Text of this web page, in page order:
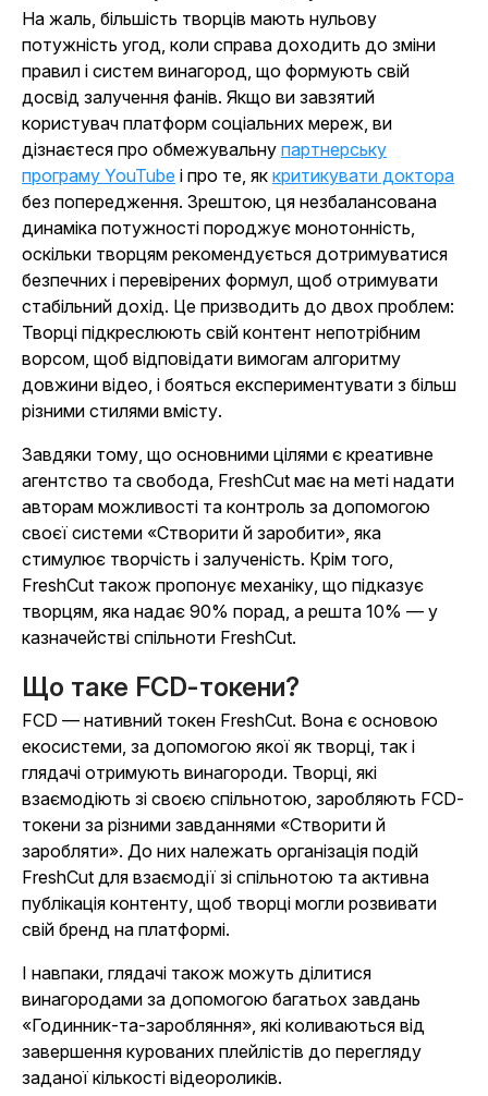
На жаль, більшість творців мають нульову
потужність угод, коли справа доходить до зміни
правил і систем винагород, що формують свій
досвід залучення фанів. Якщо ви завзятий
користувач платформ соціальних мереж, ви
дізнаєтеся про обмежувальну партнерську
програму YouTube і про те, як критикувати доктора
без попередження. Зрештою, ця незбалансована
динаміка потужності породжує монотонність,
оскільки творцям рекомендується дотримуватися
безпечних і перевірених формул, щоб отримувати
стабільний дохід. Це призводить до двох проблем:
Творці підкреслюють свій контент непотрібним
ворсом, щоб відповідати вимогам алгоритму
довжини відео, і бояться експериментувати з більш
різними стилями вмісту.
Завдяки тому, що основними цілями є креативне
агентство та свобода, FreshCut має на меті надати
авторам можливості та контроль за допомогою
своєї системи «Створити й заробити», яка
стимулює творчість і залученість. Крім того,
FreshCut також пропонує механіку, що підказує
творцям, яка надає 90% порад, а решта 10% — у
казначействі спільноти FreshCut.
Що таке FCD-токени?
FCD — нативний токен FreshCut. Вона є основою
екосистеми, за допомогою якої як творці, так і
глядачі отримують винагороди. Творці, які
взаємодіють зі своєю спільнотою, заробляють FCD-
токени за різними завданнями «Створити й
заробляти». До них належать організація подій
FreshCut для взаємодії зі спільнотою та активна
публікація контенту, щоб творці могли розвивати
свій бренд на платформі.
І навпаки, глядачі також можуть ділитися
винагородами за допомогою багатьох завдань
«Годинник-та-заробляння», які коливаються від
завершення курованих плейлістів до перегляду
заданої кількості відеороликів.